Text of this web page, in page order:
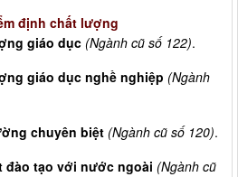
định chất lượng
giáo dục (Ngành cũ số 122).
giáo dục nghề nghiệp (Ngành
chuyên biệt (Ngành cũ số 120).
đào tạo với nước ngoài (Ngành cũ